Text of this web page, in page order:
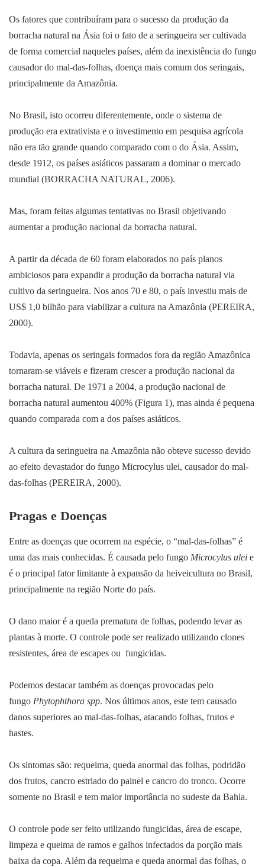
Os fatores que contribuíram para o sucesso da produção da
borracha natural na Ásia foi o fato de a seringueira ser cultivada
de forma comercial naqueles países, além da inexistência do fungo
causador do mal-das-folhas, doença mais comum dos seringais,
principalmente da Amazônia.
No Brasil, isto ocorreu diferentemente, onde o sistema de
produção era extrativista e o investimento em pesquisa agrícola
não era tão grande quando comparado com o do Ásia. Assim,
desde 1912, os países asiáticos passaram a dominar o mercado
mundial (BORRACHA NATURAL, 2006).
Mas, foram feitas algumas tentativas no Brasil objetivando
aumentar a produção nacional da borracha natural.
A partir da década de 60 foram elaborados no país planos
ambiciosos para expandir a produção da borracha natural via
cultivo da seringueira. Nos anos 70 e 80, o país investiu mais de
US$ 1,0 bilhão para viabilizar a cultura na Amazônia (PEREIRA,
2000).
Todavia, apenas os seringais formados fora da região Amazônica
tornaram-se viáveis e fizeram crescer a produção nacional da
borracha natural. De 1971 a 2004, a produção nacional de
borracha natural aumentou 400% (Figura 1), mas ainda é pequena
quando comparada com a dos países asiáticos.
A cultura da seringueira na Amazônia não obteve sucesso devido
ao efeito devastador do fungo Microcylus ulei, causador do mal-
das-folhas (PEREIRA, 2000).
Pragas e Doenças
Entre as doenças que ocorrem na espécie, o “mal-das-folhas” é
uma das mais conhecidas. É causada pelo fungo Microcylus ulei e
é o principal fator limitante à expansão da heiveicultura no Brasil,
principalmente na região Norte do país.
O dano maior é a queda prematura de folhas, podendo levar as
plantas à morte. O controle pode ser realizado utilizando clones
resistentes, área de escapes ou fungicidas.
Podemos destacar também as doenças provocadas pelo
fungo Phytophthora spp. Nos últimos anos, este tem causado
danos superiores ao mal-das-folhas, atacando folhas, frutos e
hastes.
Os sintomas são: requeima, queda anormal das folhas, podridão
dos frutos, cancro estriado do painel e cancro do tronco. Ocorre
somente no Brasil e tem maior importância no sudeste da Bahia.
O controle pode ser feito utilizando fungicidas, área de escape,
limpeza e queima de ramos e galhos infectados da porção mais
baixa da copa. Além da requeima e queda anormal das folhas, o